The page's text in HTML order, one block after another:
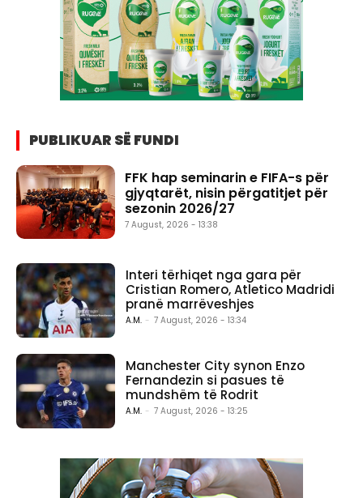
PUBLIKUAR SË FUNDI
FFK hap seminarin e FIFA-s për
gjyqtarët, nisin përgatitjet për
sezonin 2026/27
7 August, 2026 - 13:38
Interi tërhiqet nga gara për
Cristian Romero, Atletico Madridi
pranë marrëveshjes
A.M. - 7 August, 2026 - 13:34
Manchester City synon Enzo
Fernandezin si pasues të
mundshëm të Rodrit
A.M. - 7 August, 2026 - 13:25